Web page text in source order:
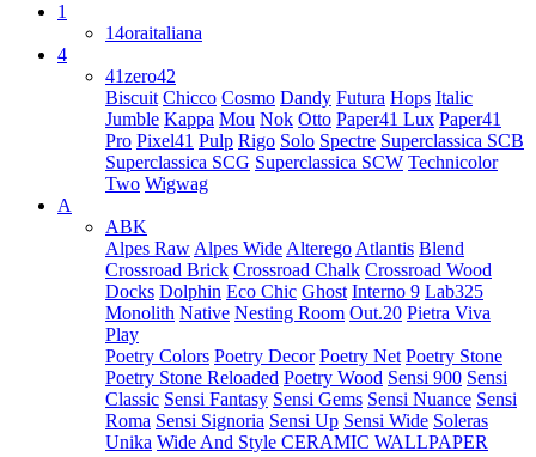
1
14oraitaliana
4
41zero42
Biscuit Chicco Cosmo Dandy Futura Hops Italic
Jumble Kappa Mou Nok Otto Paper41 Lux Paper41
Pro Pixel41 Pulp Rigo Solo Spectre Superclassica SCB
Superclassica SCG Superclassica SCW Technicolor
Two Wigwag
A
ABK
Alpes Raw Alpes Wide Alterego Atlantis Blend
Crossroad Brick Crossroad Chalk Crossroad Wood
Docks Dolphin Eco Chic Ghost Interno 9 Lab325
Monolith Native Nesting Room Out.20 Pietra Viva
Play
Poetry Colors Poetry Decor Poetry Net Poetry Stone
Poetry Stone Reloaded Poetry Wood Sensi 900 Sensi
Classic Sensi Fantasy Sensi Gems Sensi Nuance Sensi
Roma Sensi Signoria Sensi Up Sensi Wide Soleras
Unika Wide And Style CERAMIC WALLPAPER